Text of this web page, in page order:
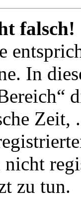
falsch!
In
Zeit,
nicht
zu tun.